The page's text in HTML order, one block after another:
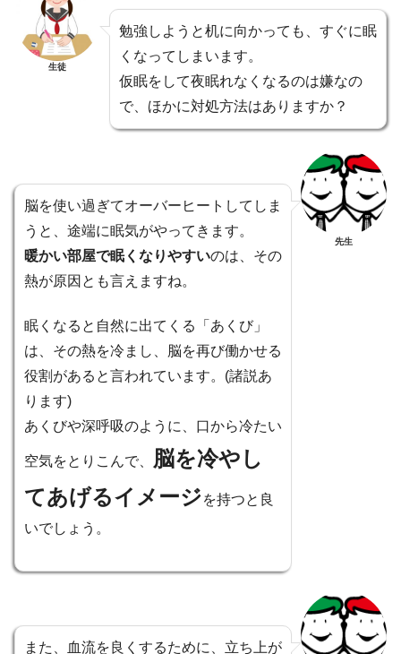
生徒
勉強しようと机に向かっても、すぐに眠
くなってしまいます。
仮眠をして夜眠れなくなるのは嫌なの
で、ほかに対処方法はありますか？
脳を使い過ぎてオーバーヒートしてしま
うと、途端に眠気がやってきます。
暖かい部屋で眠くなりやすいのは、その
熱が原因とも言えますね。
眠くなると自然に出てくる「あくび」
は、その熱を冷まし、脳を再び働かせる
役割があると言われています。(諸説あ
ります)
あくびや深呼吸のように、口から冷たい
空気をとりこんで、
脳を冷やし
てあげるイメージを持つと良
いでしょう。
先生
また、血流を良くするために、立ち上が